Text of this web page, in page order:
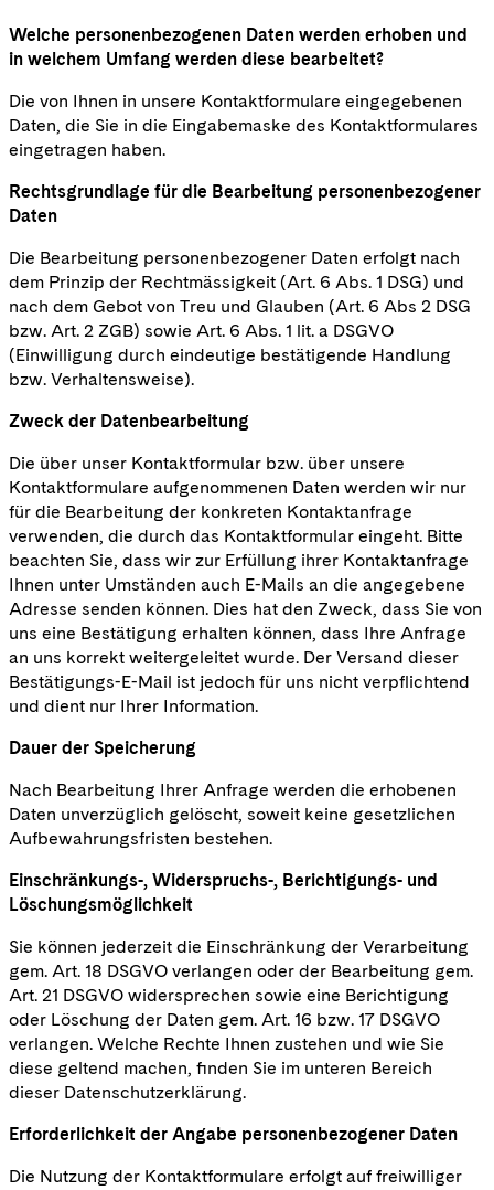
Welche personenbezogenen Daten werden erhoben und
in welchem Umfang werden diese bearbeitet?
Die von Ihnen in unsere Kontaktformulare eingegebenen
Daten, die Sie in die Eingabemaske des Kontaktformulares
eingetragen haben.
Rechtsgrundlage für die Bearbeitung personenbezogener
Daten
Die Bearbeitung personenbezogener Daten erfolgt nach
dem Prinzip der Rechtmässigkeit (Art. 6 Abs. 1 DSG) und
nach dem Gebot von Treu und Glauben (Art. 6 Abs 2 DSG
bzw. Art. 2 ZGB) sowie Art. 6 Abs. 1 lit. a DSGVO
(Einwilligung durch eindeutige bestätigende Handlung
bzw. Verhaltensweise).
Zweck der Datenbearbeitung
Die über unser Kontaktformular bzw. über unsere
Kontaktformulare aufgenommenen Daten werden wir nur
für die Bearbeitung der konkreten Kontaktanfrage
verwenden, die durch das Kontaktformular eingeht. Bitte
beachten Sie, dass wir zur Erfüllung ihrer Kontaktanfrage
Ihnen unter Umständen auch E-Mails an die angegebene
Adresse senden können. Dies hat den Zweck, dass Sie von
uns eine Bestätigung erhalten können, dass Ihre Anfrage
an uns korrekt weitergeleitet wurde. Der Versand dieser
Bestätigungs-E-Mail ist jedoch für uns nicht verpflichtend
und dient nur Ihrer Information.
Dauer der Speicherung
Nach Bearbeitung Ihrer Anfrage werden die erhobenen
Daten unverzüglich gelöscht, soweit keine gesetzlichen
Aufbewahrungsfristen bestehen.
Einschränkungs-, Widerspruchs-, Berichtigungs- und
Löschungsmöglichkeit
Sie können jederzeit die Einschränkung der Verarbeitung
gem. Art. 18 DSGVO verlangen oder der Bearbeitung gem.
Art. 21 DSGVO widersprechen sowie eine Berichtigung
oder Löschung der Daten gem. Art. 16 bzw. 17 DSGVO
verlangen. Welche Rechte Ihnen zustehen und wie Sie
diese geltend machen, finden Sie im unteren Bereich
dieser Datenschutzerklärung.
Erforderlichkeit der Angabe personenbezogener Daten
Die Nutzung der Kontaktformulare erfolgt auf freiwilliger